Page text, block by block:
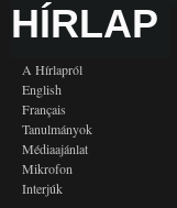
HÍRLAP
A Hírlapról
English
Français
Tanulmányok
Médiaajánlat
Mikrofon
Interjúk